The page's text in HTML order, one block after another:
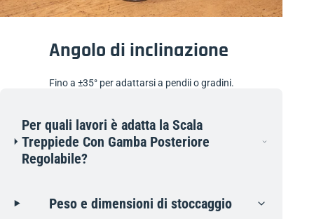
Angolo di inclinazione
Fino a ±35° per adattarsi a pendii o gradini.
Per quali lavori è adatta la Scala
Treppiede Con Gamba Posteriore
Regolabile?
Peso e dimensioni di stoccaggio